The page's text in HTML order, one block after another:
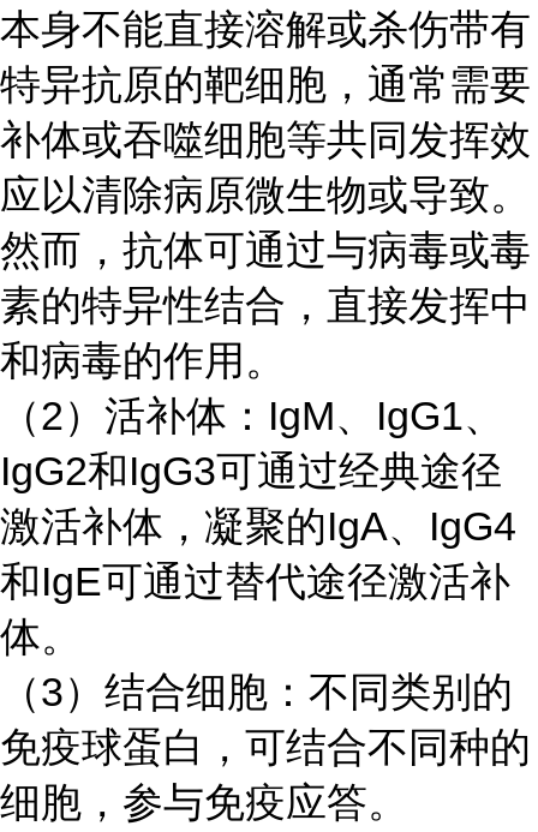
本身不能直接溶解或杀伤带有
特异抗原的靶细胞，通常需要
补体或吞噬细胞等共同发挥效
应以清除病原微生物或导致。
然而，抗体可通过与病毒或毒
素的特异性结合，直接发挥中
和病毒的作用。
（2）活补体：IgM、IgG1、
IgG2和IgG3可通过经典途径
激活补体，凝聚的IgA、IgG4
和IgE可通过替代途径激活补
体。
（3）结合细胞：不同类别的
免疫球蛋白，可结合不同种的
细胞，参与免疫应答。